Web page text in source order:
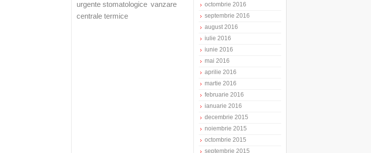
urgente stomatologice vanzare
centrale termice
octombrie 2016
septembrie 2016
august 2016
iulie 2016
iunie 2016
mai 2016
aprilie 2016
martie 2016
februarie 2016
ianuarie 2016
decembrie 2015
noiembrie 2015
octombrie 2015
septembrie 2015